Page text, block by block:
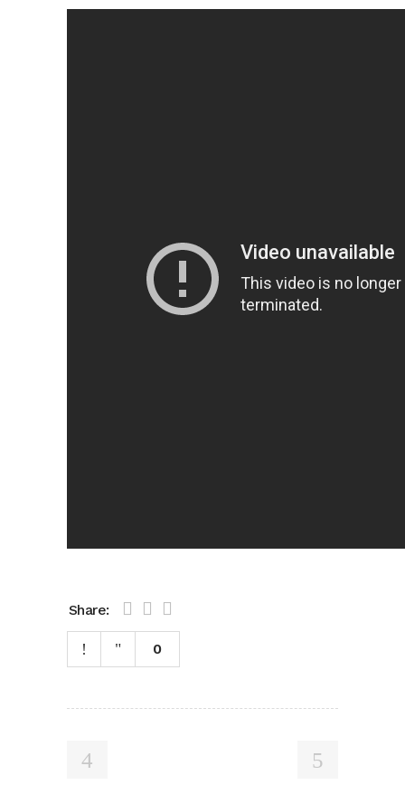
Share:
0